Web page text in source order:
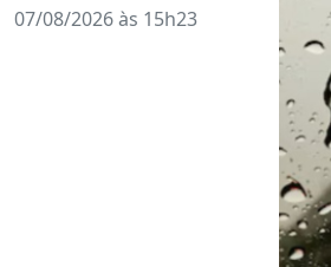
07/08/2026 às 15h23